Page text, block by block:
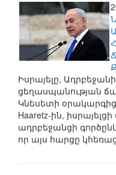
Իսրայելը,
ցեղասպանության
Կնեսետի
Haaretz-ին,
ադրբեջանցի
որ այս հարցը